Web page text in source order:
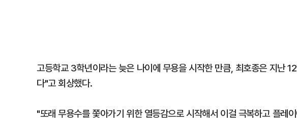
고등학교 3학년이라는 늦은 나이에 무용을 시작한 만큼, 최호종은 지난
다"고 회상했다.
"또래 무용수를 쫓아가기 위한 열등감으로 시작해서 이걸 극복하고 플레